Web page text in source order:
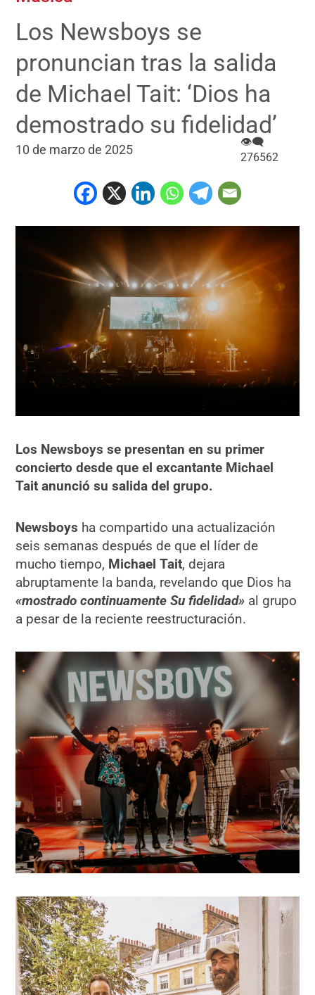
Los Newsboys se
pronuncian tras la salida
de Michael Tait: ‘Dios ha
demostrado su fidelidad’
10 de marzo de 2025
👁‍🗨
276562
Los Newsboys se presentan en su primer
concierto desde que el excantante Michael
Tait anunció su salida del grupo.
Newsboys ha compartido una actualización
seis semanas después de que el líder de
mucho tiempo, Michael Tait, dejara
abruptamente la banda, revelando que Dios ha
«mostrado continuamente Su fidelidad» al grupo
a pesar de la reciente reestructuración.